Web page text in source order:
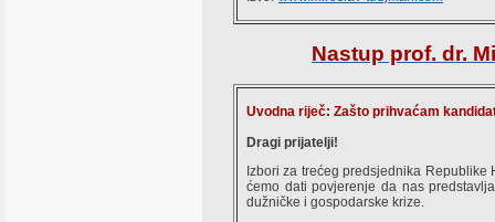
Nastup prof. dr.
Uvodna riječ: Zašto prihvaćam
Dragi prijatelji!
Izbori za trećeg predsjednika
ćemo dati povjerenje da nas
dužničke i gospodarske krize.